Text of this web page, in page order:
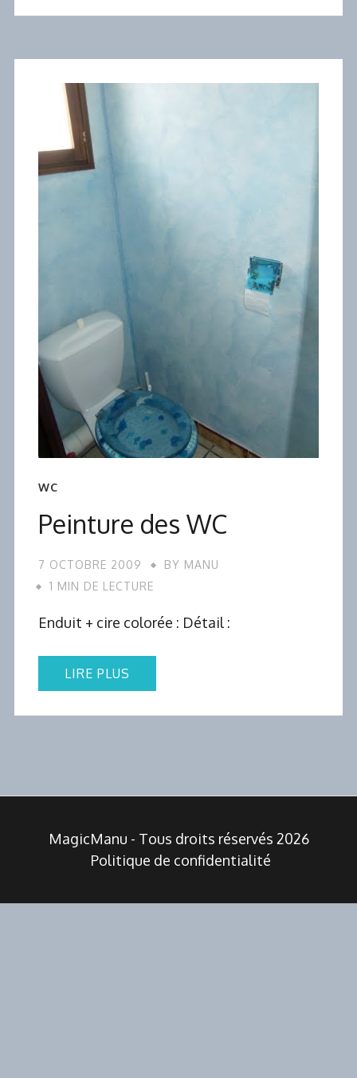
WC
Peinture des WC
7 OCTOBRE 2009 BY MANU
1 MIN DE LECTURE
Enduit + cire colorée : Détail :
LIRE PLUS
MagicManu - Tous droits réservés 2026
Politique de confidentialité